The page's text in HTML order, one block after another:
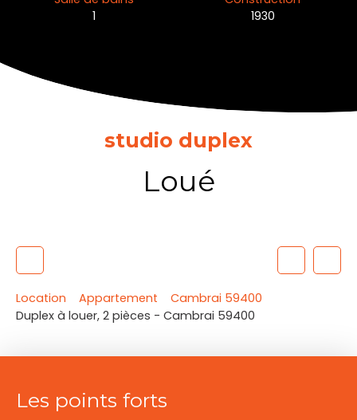
1
1930
studio duplex
Loué
Location Appartement
Cambrai 59400
Duplex à louer, 2 pièces - Cambrai 59400
Les points forts